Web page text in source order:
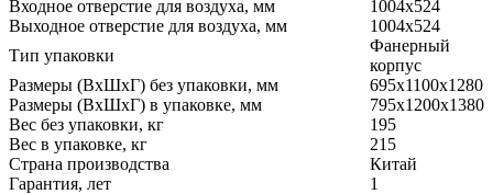
Входное отверстие для воздуха, мм
1004x524
Выходное отверстие для воздуха, мм
1004x524
Тип упаковки
Фанерный
корпус
Размеры (ВхШхГ) без упаковки, мм
695x1100x1280
Размеры (ВхШхГ) в упаковке, мм
795x1200x1380
Вес без упаковки, кг
195
Вес в упаковке, кг
215
Страна производства
Китай
Гарантия, лет
1